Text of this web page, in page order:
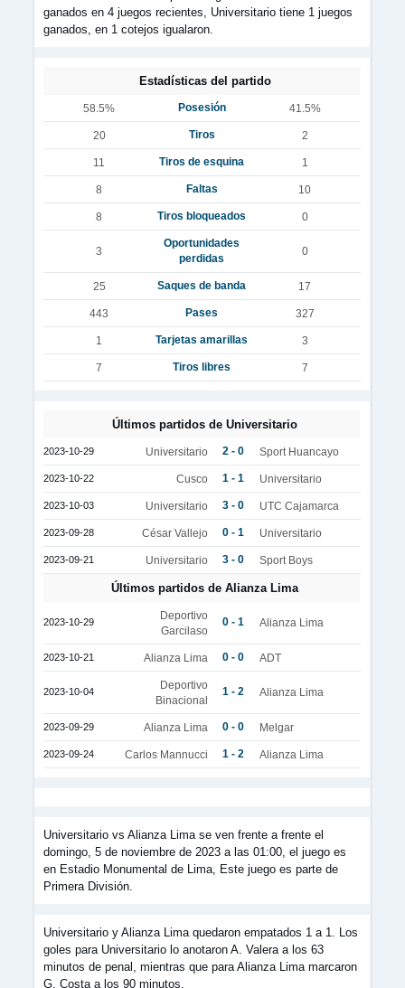
ganados en 4 juegos recientes, Universitario tiene 1 juegos
ganados, en 1 cotejos igualaron.
Estadísticas del partido
58.5% Posesión 41.5%
20 Tiros 2
11 Tiros de esquina 1
8 Faltas 10
8 Tiros bloqueados 0
3
Oportunidades
perdidas
0
25 Saques de banda 17
443 Pases 327
1 Tarjetas amarillas 3
7 Tiros libres 7
Últimos partidos de Universitario
2023-10-29 Universitario 2 - 0 Sport Huancayo
2023-10-22 Cusco 1 - 1 Universitario
2023-10-03 Universitario 3 - 0 UTC Cajamarca
2023-09-28 César Vallejo 0 - 1 Universitario
2023-09-21 Universitario 3 - 0 Sport Boys
Últimos partidos de Alianza Lima
2023-10-29
Deportivo
Garcilaso
0 - 1 Alianza Lima
2023-10-21 Alianza Lima 0 - 0 ADT
2023-10-04
Deportivo
Binacional
1 - 2 Alianza Lima
2023-09-29 Alianza Lima 0 - 0 Melgar
2023-09-24 Carlos Mannucci 1 - 2 Alianza Lima
Universitario vs Alianza Lima se ven frente a frente el
domingo, 5 de noviembre de 2023 a las 01:00, el juego es
en Estadio Monumental de Lima, Este juego es parte de
Primera División.
Universitario y Alianza Lima quedaron empatados 1 a 1. Los
goles para Universitario lo anotaron A. Valera a los 63
minutos de penal, mientras que para Alianza Lima marcaron
G. Costa a los 90 minutos.